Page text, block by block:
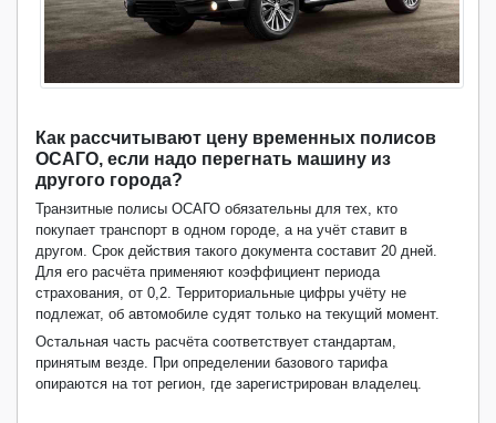
Как рассчитывают цену временных полисов
ОСАГО, если надо перегнать машину из
другого города?
Транзитные полисы ОСАГО обязательны для тех, кто
покупает транспорт в одном городе, а на учёт ставит в
другом. Срок действия такого документа составит 20 дней.
Для его расчёта применяют коэффициент периода
страхования, от 0,2. Территориальные цифры учёту не
подлежат, об автомобиле судят только на текущий момент.
Остальная часть расчёта соответствует стандартам,
принятым везде. При определении базового тарифа
опираются на тот регион, где зарегистрирован владелец.